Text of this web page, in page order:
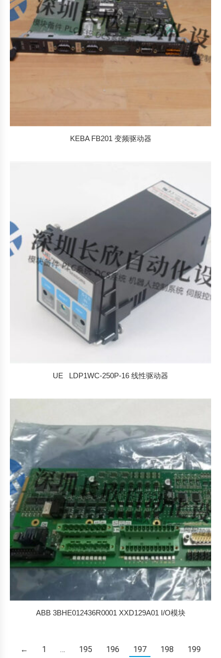
KEBA FB201 变频驱动器
UE LDP1WC-250P-16 线性驱动器
ABB 3BHE012436R0001 XXD129A01 I/O模块
← 1 … 195 196 197 198 199